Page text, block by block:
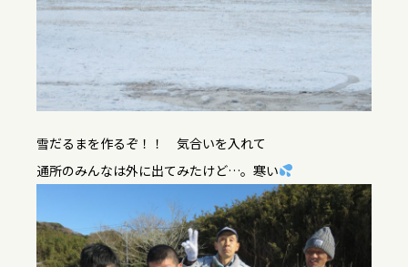
雪だるまを作るぞ！！ 気合いを入れて
通所のみんなは外に出てみたけど…。寒い